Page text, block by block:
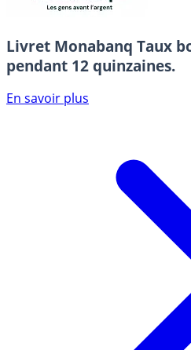
Livret Monabanq Taux
pendant 12 quinzaines.
En savoir plus